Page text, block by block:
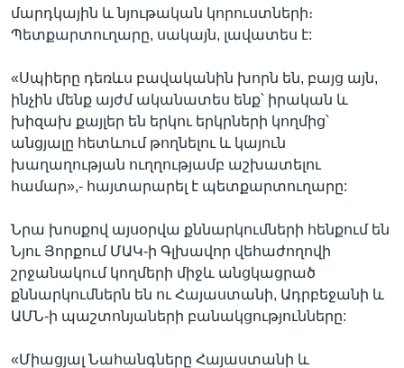
մարդկային և նյութական կորուստների։
Պետքարտուղարը, սակայն, լավատես է:
«Սպիերը դեռևս բավականին խորն են, բայց այն,
ինչին մենք այժմ ականատես ենք՝ իրական և
խիզախ քայլեր են երկու երկրների կողմից՝
անցյալը հետևում թողնելու և կայուն
խաղաղության ուղղությամբ աշխատելու
համար»,- հայտարարել է պետքարտուղարը:
Նրա խոսքով այսօրվա քննարկումների հենքում են
Նյու Յորքում ՄԱԿ-ի Գլխավոր վեհաժողովի
շրջանակում կողմերի միջև անցկացրած
քննարկումներն են ու Հայաստանի, Ադրբեջանի և
ԱՄՆ-ի պաշտոնյաների բանակցությունները:
«Միացյալ Նահանգները Հայաստանի և